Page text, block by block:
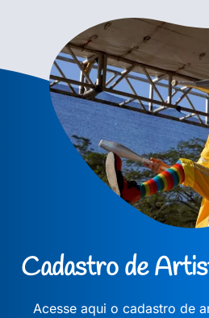
Cadastro de
Acesse aqui o cadastro de